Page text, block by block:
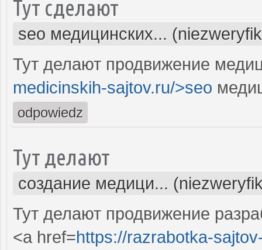
Тут сделают
seo медицинских...
Тут делают продвижение
medicinskih-sajtov.ru/>seo
odpowiedz
Тут делают
создание медици...
Тут делают продвижение
<a href=https://razrabotka-